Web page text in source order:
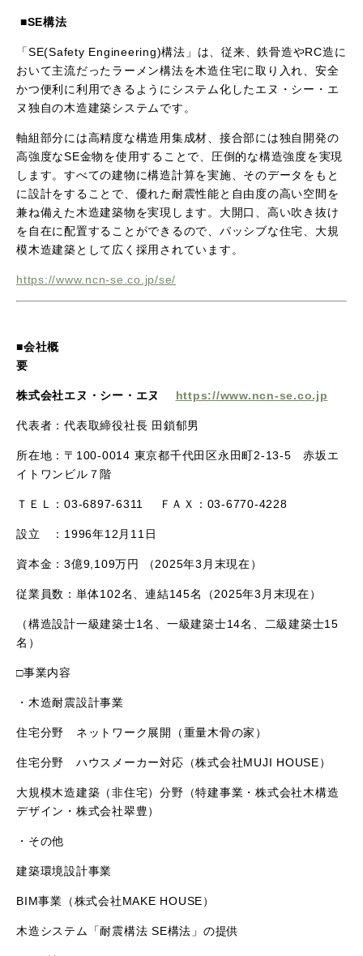
■SE構法
「SE(Safety Engineering)構法」は、従来、鉄骨造やRC造に
おいて主流だったラーメン構法を木造住宅に取り入れ、安全
かつ便利に利用できるようにシステム化したエヌ・シー・エ
ヌ独自の木造建築システムです。
軸組部分には高精度な構造用集成材、接合部には独自開発の
高強度なSE金物を使用することで、圧倒的な構造強度を実現
します。すべての建物に構造計算を実施、そのデータをもと
に設計をすることで、優れた耐震性能と自由度の高い空間を
兼ね備えた木造建築物を実現します。大開口、高い吹き抜け
を自在に配置することができるので、パッシブな住宅、大規
模木造建築として広く採用されています。
https://www.ncn-se.co.jp/se/
■会社概
株式会社エヌ・シー・エヌ https://www.ncn-se.co.jp
代表者：代表取締役社長 田鎖郁男
所在地：〒 100-0014 東京都千代田区永田町2-13-5 赤坂エ
イトワンビル７階
ＴＥＬ： 03-6897-6311 ＦＡＸ： 03-6770-4228
設立 ： 1996年12月 11日
資本金： 3億9,109万円 （2025年3 月末現在）
従業員数：単体102名、連結145名（2025年3 月末現在）
（構造設計一級建築士1名、一級建築士14名、二級建築士15
名）
□事業内容
・木造耐震設計事業
住宅分野 ネットワーク展開（重量木骨の家）
住宅分野 ハウスメーカー対応（株式会社MUJI HOUSE）
大規模木造建築（非住宅）分野（特建事業・株式会社木構造
デザイン・株式会社翠豊）
・その他
建築環境設計事業
BIM事業（株式会社MAKE HOUSE）
木造システム「耐震構法 SE構法」の提供